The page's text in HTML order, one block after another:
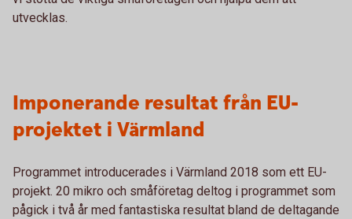
utvecklas.
Imponerande resultat från EU-
projektet i Värmland
Programmet introducerades i Värmland 2018 som ett EU-
projekt. 20 mikro och småföretag deltog i programmet som
pågick i två år med fantastiska resultat bland de deltagande